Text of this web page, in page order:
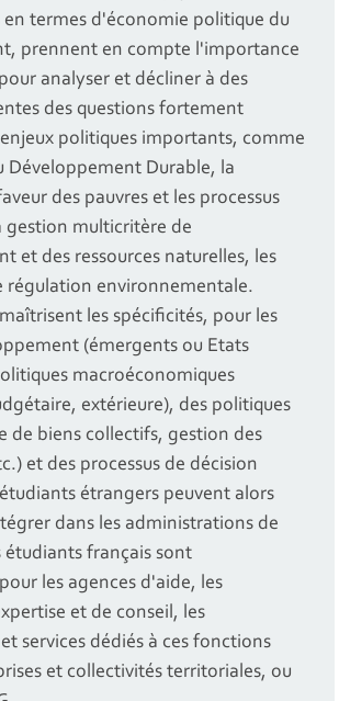
en termes d'économie politique du
prennent en compte l'importance
analyser et décliner à des
des questions fortement
politiques importants, comme
Développement Durable, la
des pauvres et les processus
gestion multicritère de
et des ressources naturelles, les
régulation environnementale.
les spécificités, pour les
(émergents ou Etats
macroéconomiques
extérieure), des politiques
de biens collectifs, gestion des
et des processus de décision
étrangers peuvent alors
dans les administrations de
étudiants français sont
les agences d'aide, les
et de conseil, les
services dédiés à ces fonctions
et collectivités territoriales, ou